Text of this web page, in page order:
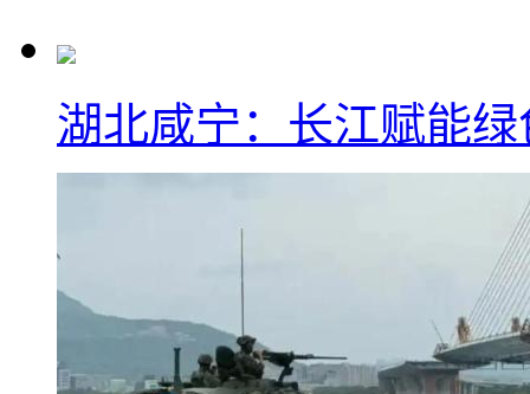
湖北咸宁：长江赋能